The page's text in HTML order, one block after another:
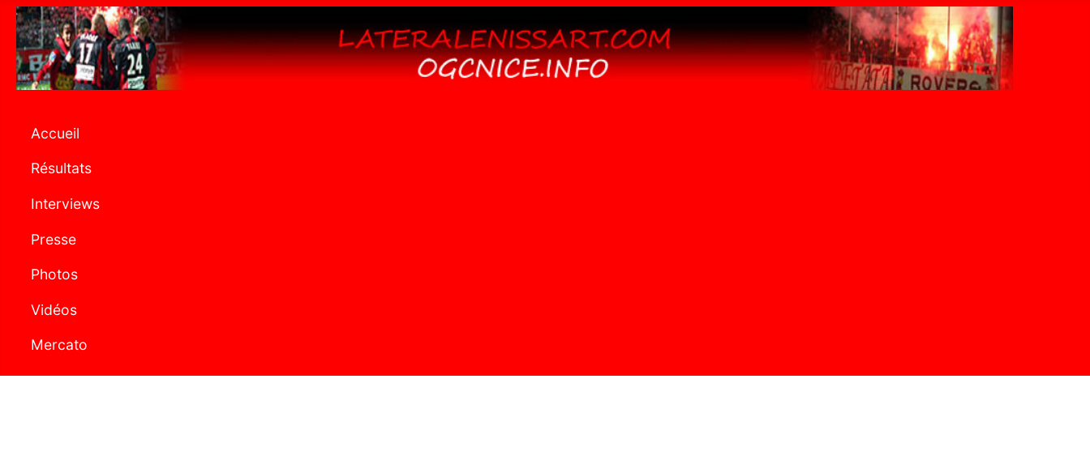
Accueil
Résultats
Interviews
Presse
Photos
Vidéos
Mercato